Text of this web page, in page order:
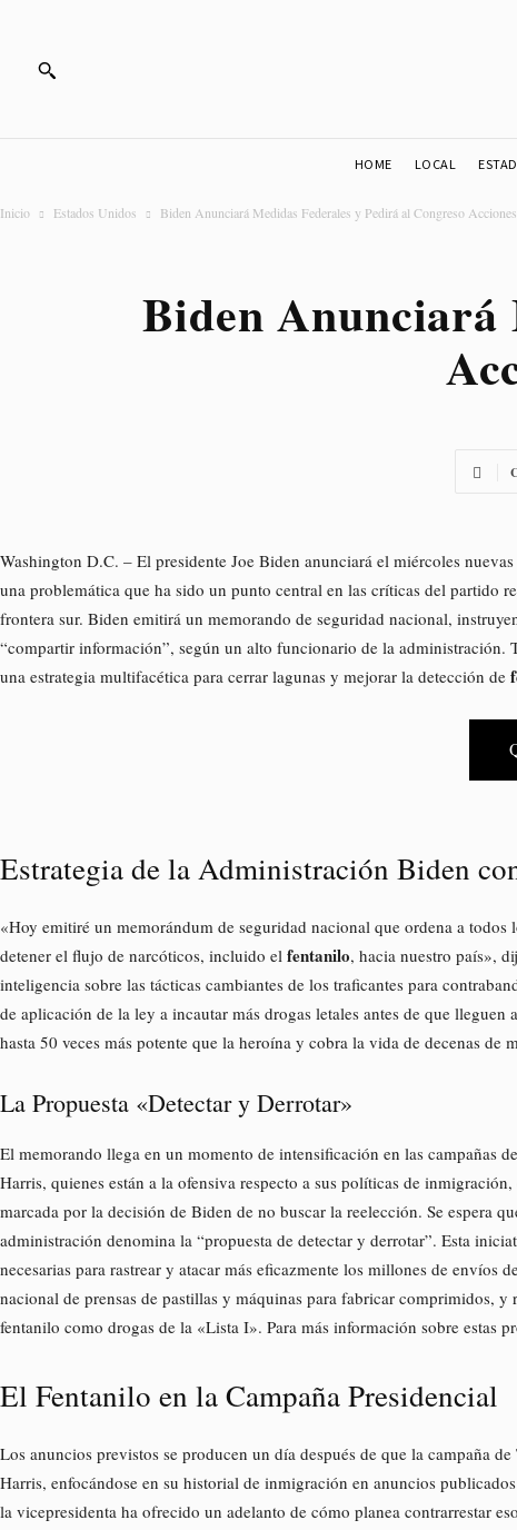
HOME LOCAL
Inicio Estados Unidos Biden Anunciará Medidas Federales y Pedirá al Congreso
Biden Anunciará
Washington D.C. – El presidente Joe Biden anunciará el miércoles
una problemática que ha sido un punto central en las críticas del partido
frontera sur. Biden emitirá un memorando de seguridad nacional,
“compartir información”, según un alto funcionario de la administración.
una estrategia multifacética para cerrar lagunas y mejorar la detección de
Estrategia de la Administración Biden
«Hoy emitiré un memorándum de seguridad nacional que ordena a todos
detener el flujo de narcóticos, incluido el fentanilo, hacia nuestro país»,
inteligencia sobre las tácticas cambiantes de los traficantes para
de aplicación de la ley a incautar más drogas letales antes de que
hasta 50 veces más potente que la heroína y cobra la vida de decenas de
La Propuesta «Detectar y Derrotar»
El memorando llega en un momento de intensificación en las campañas
Harris, quienes están a la ofensiva respecto a sus políticas de
marcada por la decisión de Biden de no buscar la reelección. Se espera
administración denomina la “propuesta de detectar y derrotar”. Esta
necesarias para rastrear y atacar más eficazmente los millones de envíos
nacional de prensas de pastillas y máquinas para fabricar comprimidos,
fentanilo como drogas de la «Lista I». Para más información sobre estas
El Fentanilo en la Campaña Presidencial
Los anuncios previstos se producen un día después de que la campaña
Harris, enfocándose en su historial de inmigración en anuncios
la vicepresidenta ha ofrecido un adelanto de cómo planea contrarrestar